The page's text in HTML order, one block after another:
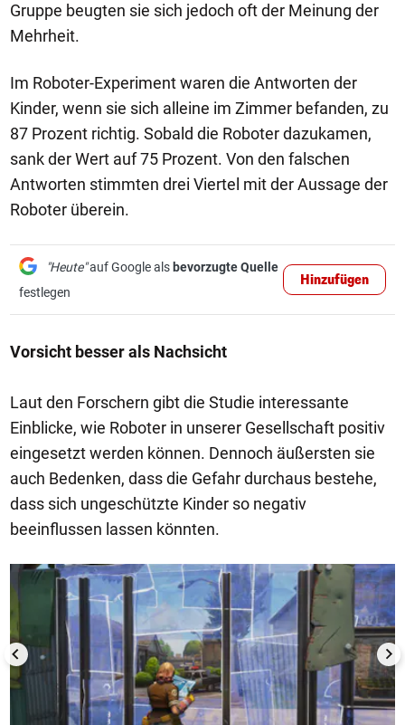
Gruppe beugten sie sich jedoch oft der Meinung der
Mehrheit.
Im Roboter-Experiment waren die Antworten der
Kinder, wenn sie sich alleine im Zimmer befanden, zu
87 Prozent richtig. Sobald die Roboter dazukamen,
sank der Wert auf 75 Prozent. Von den falschen
Antworten stimmten drei Viertel mit der Aussage der
Roboter überein.
"Heute"auf Google als bevorzugte Quelle
festlegen
Hinzufügen
Vorsicht besser als Nachsicht
Laut den Forschern gibt die Studie interessante
Einblicke, wie Roboter in unserer Gesellschaft positiv
eingesetzt werden können. Dennoch äußersten sie
auch Bedenken, dass die Gefahr durchaus bestehe,
dass sich ungeschützte Kinder so negativ
beeinflussen lassen könnten.
1/50